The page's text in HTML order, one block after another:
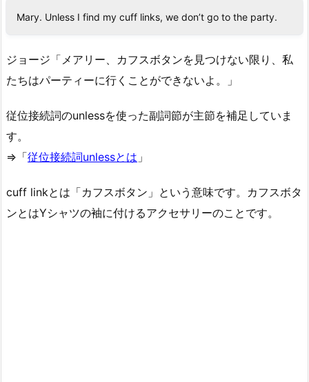
Mary. Unless I find my cuff links, we don’t go to the party.
ジョージ「メアリー、カフスボタンを見つけない限り、私
たちはパーティーに行くことができないよ。」
従位接続詞のunlessを使った副詞節が主節を補足していま
す。
⇒「従位接続詞unlessとは 」
cuff linkとは「カフスボタン」という意味です。カフスボタ
ンとはYシャツの袖に付けるアクセサリーのことです。